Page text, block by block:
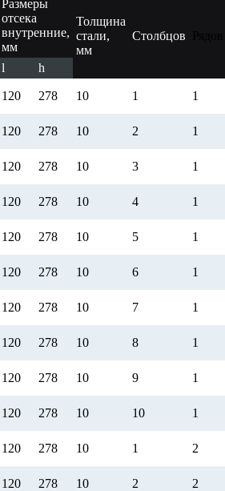
Размеры
отсека
внутренние,
мм
Толщина
стали,
мм
Столбцов
l
h
120 278 10 1 1
120 278 10 2 1
120 278 10 3 1
120 278 10 4 1
120 278 10 5 1
120 278 10 6 1
120 278 10 7 1
120 278 10 8 1
120 278 10 9 1
120 278 10 10 1
120 278 10 1 2
120 278 10 2 2